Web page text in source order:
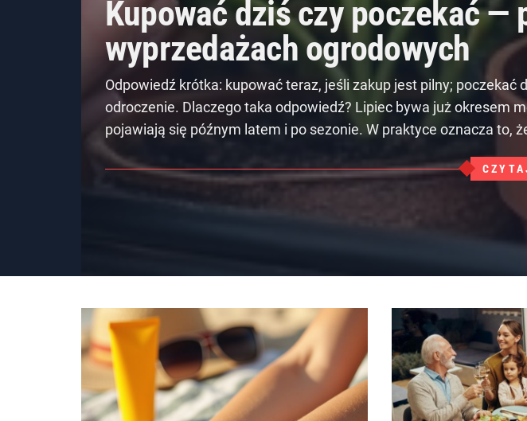
Kupować dziś czy poczekać —
wyprzedażach ogrodowych
Odpowiedź krótka: kupować teraz, jeśli zakup jest pilny;
odroczenie. Dlaczego taka odpowiedź? Lipiec bywa już okresem
pojawiają się późnym latem i po sezonie. W praktyce oznacza to,